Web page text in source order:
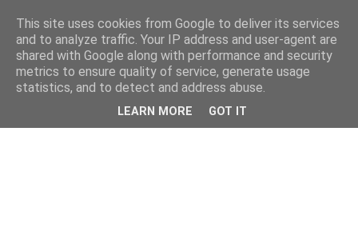
This site uses cookies from Google to deliver its services
and to analyze traffic. Your IP address and user-agent are
shared with Google along with performance and security
metrics to ensure quality of service, generate usage
statistics, and to detect and address abuse.
LEARN MORE GOT IT